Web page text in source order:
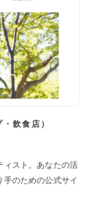
飲食店）
ィスト。あなたの活
のための公式サイ